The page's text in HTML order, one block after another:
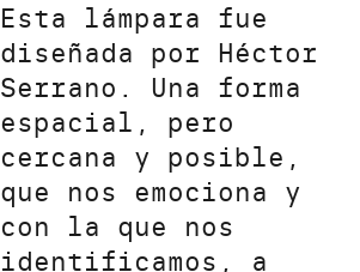
Esta lámpara fue
diseñada por Héctor
Serrano. Una forma
espacial, pero
cercana y posible,
que nos emociona y
con la que nos
identificamos, a